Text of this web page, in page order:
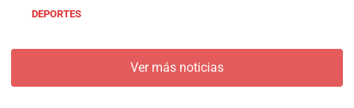
DEPORTES
Ver más noticias